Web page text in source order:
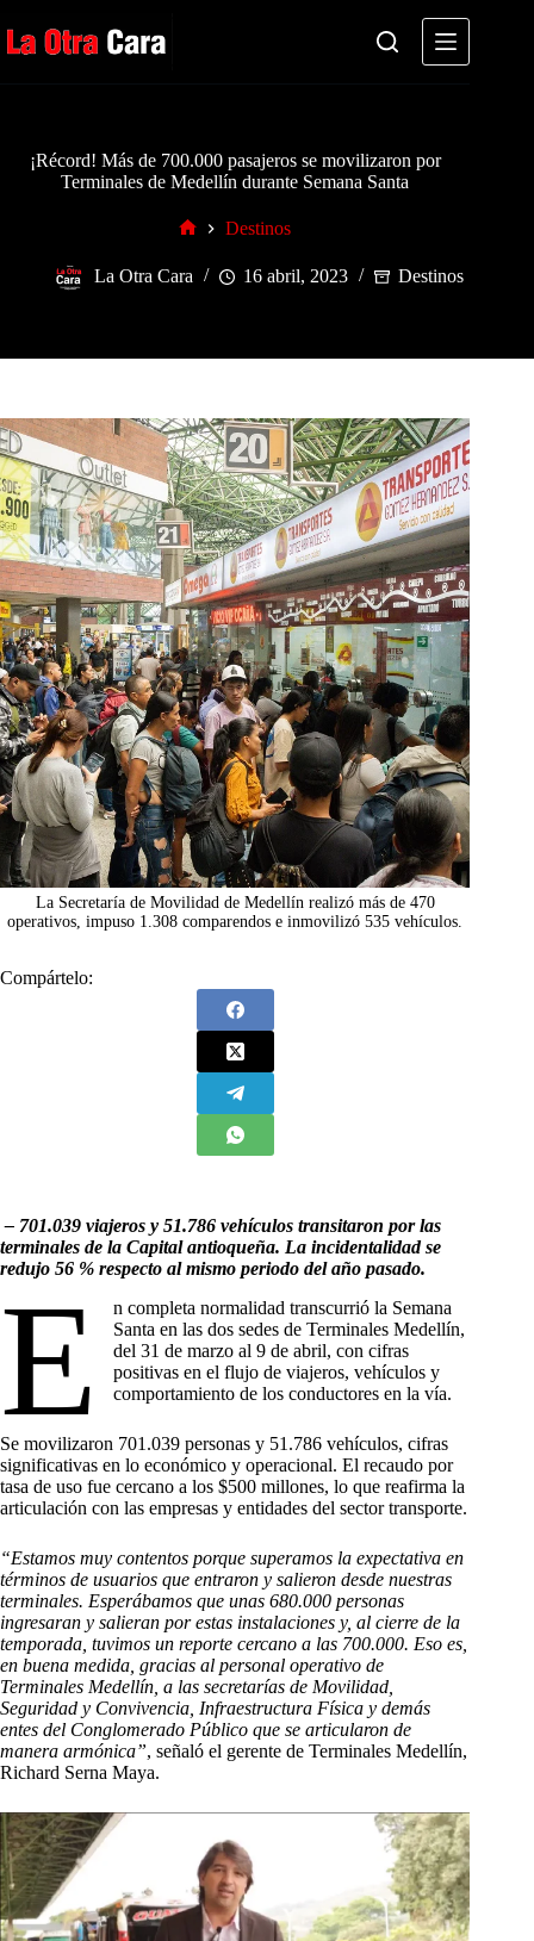
al
contenido
¡Récord! Más de 700.000 pasajeros se movilizaron por
Terminales de Medellín durante Semana Santa
Destinos
La Otra Cara 16 abril, 2023 Destinos
La Secretaría de Movilidad de Medellín realizó más de 470
operativos, impuso 1.308 comparendos e inmovilizó 535 vehículos.
Compártelo:
– 701.039 viajeros y 51.786 vehículos transitaron por las
terminales de la Capital antioqueña. La incidentalidad se
redujo 56 % respecto al mismo periodo del año pasado.
E
n completa normalidad transcurrió la Semana
Santa en las dos sedes de Terminales Medellín,
del 31 de marzo al 9 de abril, con cifras
positivas en el flujo de viajeros, vehículos y
comportamiento de los conductores en la vía.
Se movilizaron 701.039 personas y 51.786 vehículos, cifras
significativas en lo económico y operacional. El recaudo por
tasa de uso fue cercano a los $500 millones, lo que reafirma la
articulación con las empresas y entidades del sector transporte.
“Estamos muy contentos porque superamos la expectativa en
términos de usuarios que entraron y salieron desde nuestras
terminales. Esperábamos que unas 680.000 personas
ingresaran y salieran por estas instalaciones y, al cierre de la
temporada, tuvimos un reporte cercano a las 700.000. Eso es,
en buena medida, gracias al personal operativo de
Terminales Medellín, a las secretarías de Movilidad,
Seguridad y Convivencia, Infraestructura Física y demás
entes del Conglomerado Público que se articularon de
manera armónica”, señaló el gerente de Terminales Medellín,
Richard Serna Maya.